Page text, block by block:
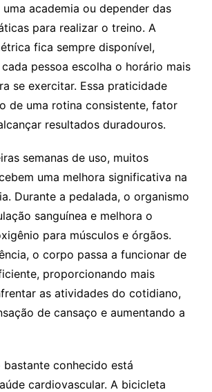
academia ou depender das
para realizar o treino. A
fica sempre disponível,
pessoa escolha o horário mais
se exercitar. Essa praticidade
de uma rotina consistente, fator
resultados duradouros.
semanas de uso, muitos
uma melhora significativa na
Durante a pedalada, o organismo
sanguínea e melhora o
para músculos e órgãos.
o corpo passa a funcionar de
proporcionando mais
as atividades do cotidiano,
de cansaço e aumentando a
conhecido está
cardiovascular. A bicicleta